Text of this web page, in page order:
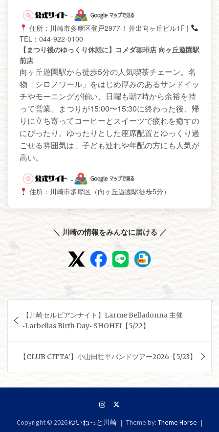
住所：川崎市多摩区登戸2977-1 井出向ヶ丘ビル1F |
TEL：044-922-0100
【まつり後のゆっくり休憩に】コメダ珈琲店 向ヶ丘遊園駅
前店
向ヶ丘遊園駅から徒歩5分の人気喫茶チェーン。名
物「シロノワール」をはじめ厚みのあるサンドイッ
チやモーニングが揃い、日曜も朝7時から余裕を持
って営業。まつりが15:00〜15:30に終わった後、帰
りに立ち寄ってコーヒーとスイーツで疲れを癒すの
にぴったり。ゆったりとした座席配置とゆっくり過
ごせる雰囲気は、子ども連れや年配の方にも人気が
高い。
住所：川崎市多摩区（向ヶ丘遊園駅徒歩5分）
＼ 川崎の情報をみんなに届ける ／
稿
ナ
ゲ
ー
ョ
【川崎セルビアンナイト】Larme Belladonna 主催
‐Larbellas Birth Day‐ SHOHEI【5/22】
【CLUB CITTA’】小山田壮平バンドツアー2026【5/23】
Copyright © 2026 ゆいねっと川崎 Theme by: Theme Horse